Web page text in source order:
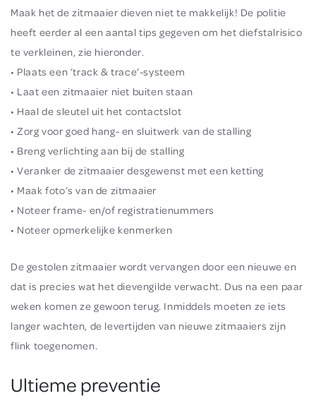
Maak het de zitmaaier dieven niet te makkelijk! De politie
heeft eerder al een aantal tips gegeven om het diefstalrisico
te verkleinen, zie hieronder.
• Plaats een ’track & trace’-systeem
• Laat een zitmaaier niet buiten staan
• Haal de sleutel uit het contactslot
• Zorg voor goed hang- en sluitwerk van de stalling
• Breng verlichting aan bij de stalling
• Veranker de zitmaaier desgewenst met een ketting
• Maak foto’s van de zitmaaier
• Noteer frame- en/of registratienummers
• Noteer opmerkelijke kenmerken
De gestolen zitmaaier wordt vervangen door een nieuwe en
dat is precies wat het dievengilde verwacht. Dus na een paar
weken komen ze gewoon terug. Inmiddels moeten ze iets
langer wachten, de levertijden van nieuwe zitmaaiers zijn
flink toegenomen.
Ultieme preventie